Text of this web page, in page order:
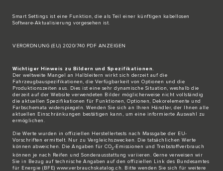
Smart Settings ist eine Funktion, die als Teil einer künftigen kabellosen
Software-Aktualisierung vorgesehen ist.
VERORDNUNG (EU) 2020/740 PDF ANZEIGEN
Wichtiger Hinweis zu Bildern und Spezifikationen.
Der weltweite Mangel an Halbleitern wirkt sich derzeit auf die
Fahrzeugbauspezifikationen, die Verfügbarkeit von Optionen und die
Produktionszeiten aus. Dies ist eine sehr dynamische Situation, weshalb die
derzeit auf der Website verwendeten Bilder möglicherweise nicht vollständig
die aktuellen Spezifikationen für Funktionen, Optionen, Dekorelemente und
Farbschemata widerspiegeln. Wenden Sie sich an Ihren Händler, der Ihnen alle
aktuellen Einschränkungen bestätigen kann, um eine informierte Auswahl zu
ermöglichen.
Die Werte wurden in offiziellen Herstellertests nach Massgabe der EU-
Vorschriften ermittelt. Nur zu Vergleichszwecken. Die tatsächlichen Werte
können abweichen. Die Angaben für CO2-Emissionen und Treibstoffverbrauch
können je nach Reifen und Sonderausstattung variieren. Gerne verweisen wir
Sie in Bezug auf technische Angaben auf den offiziellen Link des Bundesamtes
für Energie (BFE) www.verbrauchskatalog.ch . Bitte wenden Sie sich für weitere